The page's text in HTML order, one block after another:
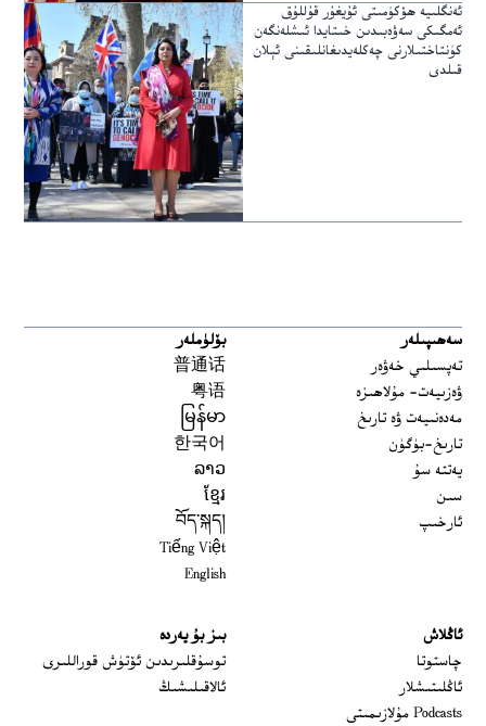
ئەنگلىيە ھۆكۈمىتى ئۇيغۇر قۇللۇق
ئەمگىكى سەۋەبىدىن خىتايدا ئىشلەنگەن
كۈنتاختىلارنى چەكلەيدىغانلىقىنى ئېلان
قىلدى
سەھىپىلەر
تەپسىلىي خەۋەر
ۋەزىيەت- مۇلاھىزە
مەدەنىيەت ۋە تارىخ
تارىخ-بۈگۈن
يەتتە سۇ
سىن
ئارخىپ
بۆلۈملەر
普通话
粤语
မြန်မာ
한국어
ລາວ
ខ្មែរ
བོད་སྐད།
Tiếng Việt
English
ئاڭلاش
چاستوتا
ئاڭلىتىشلار
Podcasts مۇلازىمىتى
بىز بۇ يەردە
توسۇقلىرىدىن ئۆتۈش قوراللىرى
ئالاقىلىشىڭ